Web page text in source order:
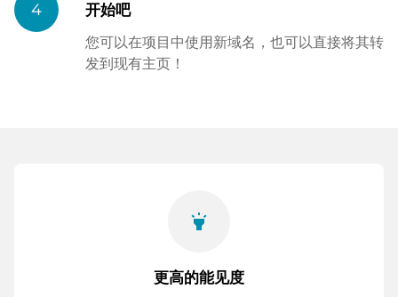
4 开始吧
您可以在项目中使用新域名，也可以直接将其转
发到现有主页！
highlight
更高的能见度